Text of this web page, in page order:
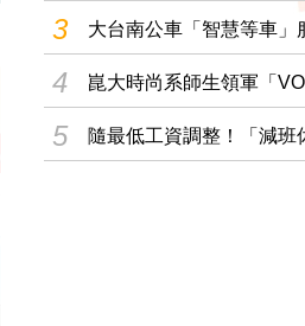
3
大台南公車「智慧等車」
4
崑大時尚系師生領軍「
5
隨最低工資調整！「減班